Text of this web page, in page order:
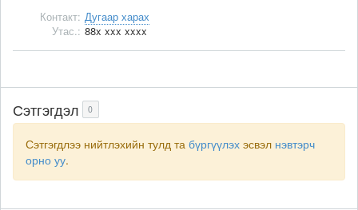
Контакт: Дугаар харах
Утас.: 88x xxx xxxx
Сэтгэгдэл 0
Сэтгэгдлээ нийтлэхийн тулд та бүргүүлэх эсвэл нэвтэрч
орно уу.